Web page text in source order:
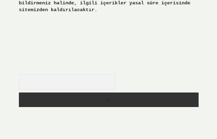
bildirmeniz halinde, ilgili içerikler yasal süre içerisinde
sitemizden kaldırılacaktır.